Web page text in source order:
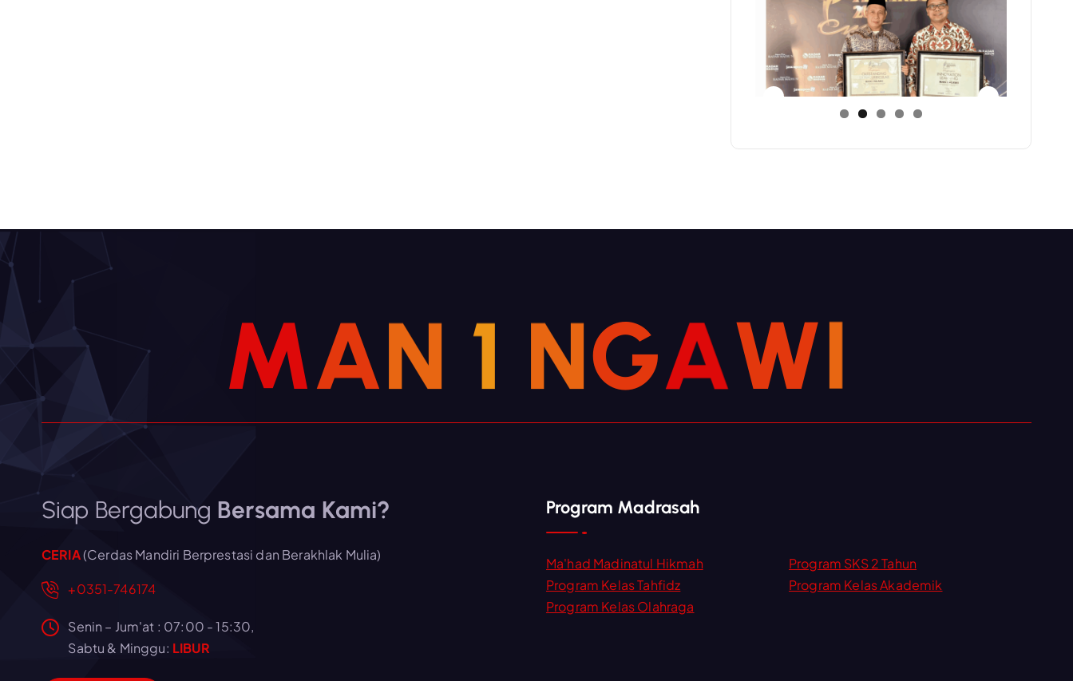
MAN 1 NGAWI
Siap Bergabung Bersama Kami?
CERIA(Cerdas Mandiri Berprestasi dan Berakhlak Mulia)
+0351-746174
Senin – Jum'at : 07:00 - 15:30,
Sabtu & Minggu: LIBUR
Program Madrasah
Ma'had Madinatul Hikmah
Program SKS 2 Tahun
Program Kelas Tahfidz
Program Kelas Akademik
Program Kelas Olahraga